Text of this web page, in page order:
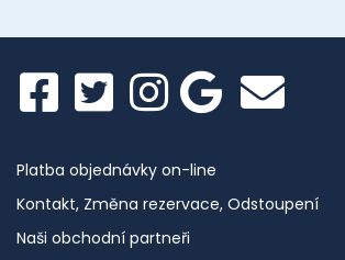
Platba objednávky on-line
Kontakt, Změna rezervace, Odstoupení
Naši obchodní partneři